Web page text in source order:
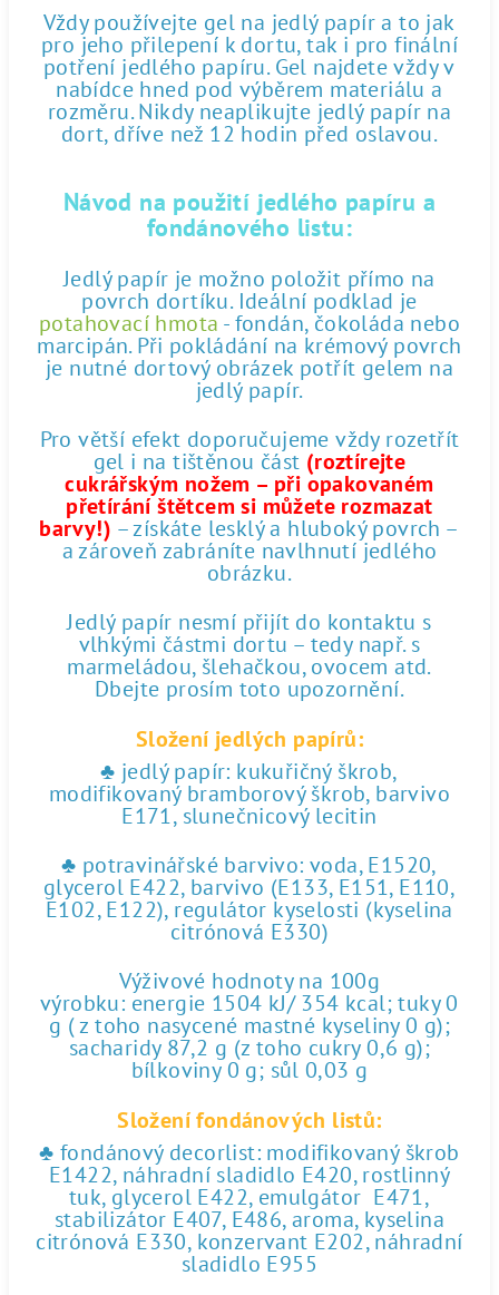
Vždy používejte gel na jedlý papír a to jak
pro jeho přilepení k dortu, tak i pro finální
potření jedlého papíru. Gel najdete vždy v
nabídce hned pod výběrem materiálu a
rozměru. Nikdy neaplikujte jedlý papír na
dort, dříve než 12 hodin před oslavou.
Návod na použití jedlého papíru a
fondánového listu:
Jedlý papír je možno položit přímo na
povrch dortíku. Ideální podklad je
potahovací hmota - fondán, čokoláda nebo
marcipán. Při pokládání na krémový povrch
je nutné dortový obrázek potřít gelem na
jedlý papír.
Pro větší efekt doporučujeme vždy rozetřít
gel i na tištěnou část (roztírejte
cukrářským nožem – při opakovaném
přetírání štětcem si můžete rozmazat
barvy!) – získáte lesklý a hluboký povrch –
a zároveň zabráníte navlhnutí jedlého
obrázku.
Jedlý papír nesmí přijít do kontaktu s
vlhkými částmi dortu – tedy např. s
marmeládou, šlehačkou, ovocem atd.
Dbejte prosím toto upozornění.
Složení jedlých papírů:
♣ jedlý papír: kukuřičný škrob,
modifikovaný bramborový škrob, barvivo
E171, slunečnicový lecitin
♣ potravinářské barvivo: voda, E1520,
glycerol E422, barvivo (E133, E151, E110,
E102, E122), regulátor kyselosti (kyselina
citrónová E330)
Výživové hodnoty na 100g
výrobku: energie 1504 kJ/ 354 kcal; tuky 0
g ( z toho nasycené mastné kyseliny 0 g);
sacharidy 87,2 g (z toho cukry 0,6 g);
bílkoviny 0 g; sůl 0,03 g
Složení fondánových listů:
♣ fondánový decorlist: modifikovaný škrob
E1422, náhradní sladidlo E420, rostlinný
tuk, glycerol E422, emulgátor E471,
stabilizátor E407, E486, aroma, kyselina
citrónová E330, konzervant E202, náhradní
sladidlo E955